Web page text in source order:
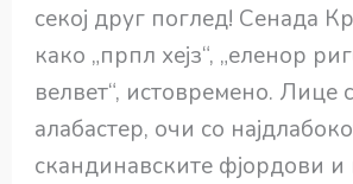
секој друг поглед! Сенада
како „прпл хејз“, „еленор
велвет“, истовремено. Лице
алабастер, очи со
скандинавските фјордови и